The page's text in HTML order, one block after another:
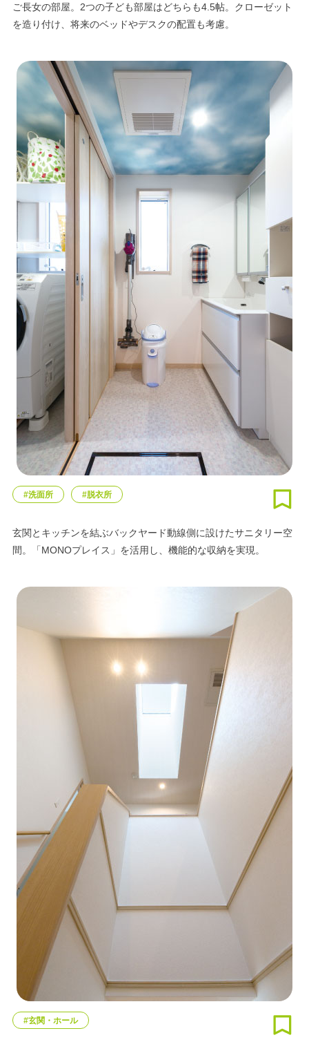
ご長女の部屋。2つの子ども部屋はどちらも4.5帖。クローゼット
を造り付け、将来のベッドやデスクの配置も考慮。
#洗面所 #脱衣所
玄関とキッチンを結ぶバックヤード動線側に設けたサニタリー空
間。「MONOプレイス」を活用し、機能的な収納を実現。
#玄関・ホール